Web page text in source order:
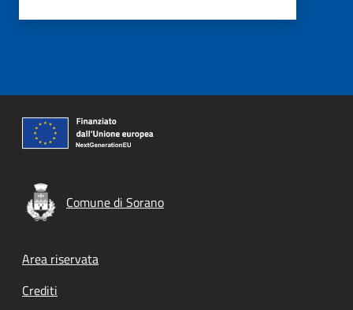
Comune di Sorano
Footer menu
Area riservata
Crediti